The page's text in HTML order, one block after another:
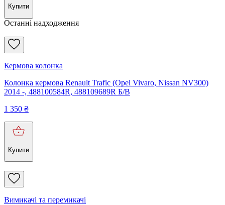
Купити
Останні надходження
Кермова колонка
Колонка кермова Renault Trafic (Opel Vivaro, Nissan NV300)
2014 -, 488100584R, 488109689R Б/В
1 350 ₴
Купити
Вимикачі та перемикачі